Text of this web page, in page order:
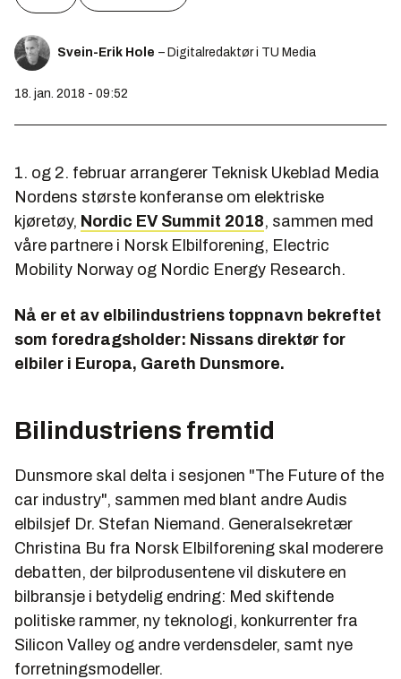
Svein-Erik Hole – Digitalredaktør i TU Media
18. jan. 2018 - 09:52
1. og 2. februar arrangerer Teknisk Ukeblad Media
Nordens største konferanse om elektriske
kjøretøy, Nordic EV Summit 2018, sammen med
våre partnere i Norsk Elbilforening, Electric
Mobility Norway og Nordic Energy Research.
Nå er et av elbilindustriens toppnavn bekreftet
som foredragsholder: Nissans direktør for
elbiler i Europa, Gareth Dunsmore.
Bilindustriens fremtid
Dunsmore skal delta i sesjonen "The Future of the
car industry", sammen med blant andre Audis
elbilsjef Dr. Stefan Niemand. Generalsekretær
Christina Bu fra Norsk Elbilforening skal moderere
debatten, der bilprodusentene vil diskutere en
bilbransje i betydelig endring: Med skiftende
politiske rammer, ny teknologi, konkurrenter fra
Silicon Valley og andre verdensdeler, samt nye
forretningsmodeller.